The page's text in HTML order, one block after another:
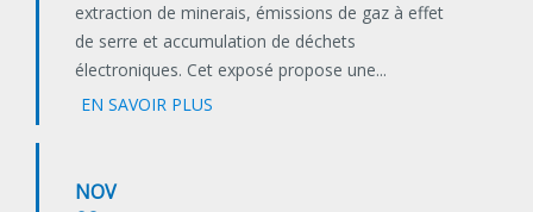
extraction de minerais, émissions de gaz à effet
de serre et accumulation de déchets
électroniques. Cet exposé propose une...
EN SAVOIR PLUS
NOV